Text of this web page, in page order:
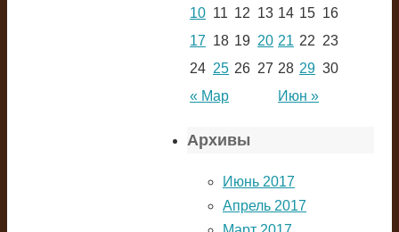
« Мар Июн »
10 11 12 13 14 15 16
17 18 19 20 21 22 23
24 25 26 27 28 29 30
Архивы
Июнь 2017
Апрель 2017